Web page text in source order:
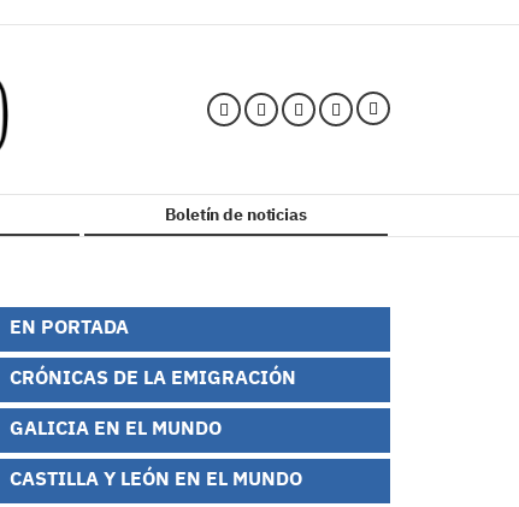
Boletín de noticias
EN PORTADA
CRÓNICAS DE LA EMIGRACIÓN
GALICIA EN EL MUNDO
CASTILLA Y LEÓN EN EL MUNDO